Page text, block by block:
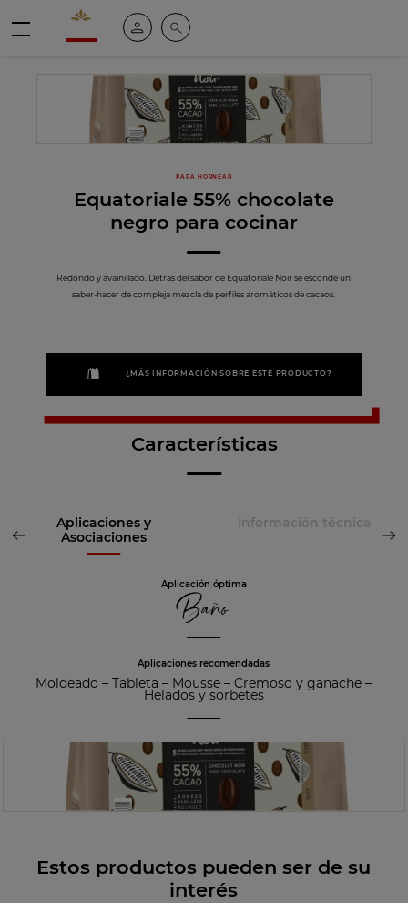
Valrhona - Imaginons le meilleur du chocolat
Mi cuentaBuscar
PARA HORNEAR
Equatoriale 55% chocolate
negro para cocinar
Redondo y avainillado. Detrás del sabor de Equatoriale Noir se esconde un
saber-hacer de compleja mezcla de perfiles aromáticos de cacaos.
¿MÁS INFORMACIÓN SOBRE ESTE PRODUCTO?
Características
Aplicaciones y
Asociaciones
Información técnica
Aplicación óptima
Baño
Aplicaciones recomendadas
Moldeado –Tableta – Mousse –Cremoso y ganache –
Helados y sorbetes
Estos productos pueden ser de su
interés